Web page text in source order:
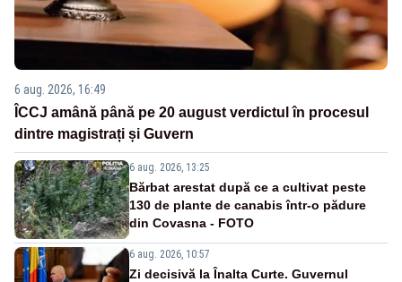
6 aug. 2026, 16:49
ÎCCJ amână până pe 20 august verdictul în procesul
dintre magistrați și Guvern
6 aug. 2026, 13:25
Bărbat arestat după ce a cultivat peste
130 de plante de canabis într-o pădure
din Covasna - FOTO
6 aug. 2026, 10:57
Zi decisivă la Înalta Curte. Guvernul